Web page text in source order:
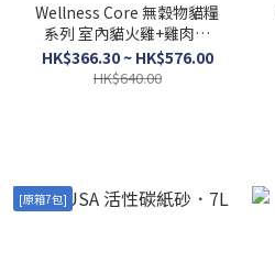
Wellness Core 無穀物貓糧
系列 室內貓火雞+雞肉配
方．5lb/11lb
HK$366.30 ~ HK$576.00
HK$640.00
[原箱7包]